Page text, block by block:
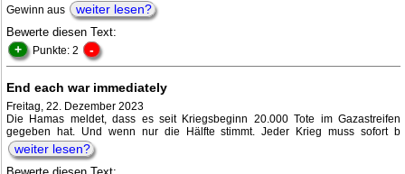
Gewinn aus
weiter lesen?
Bewerte diesen Text:
+ Punkte: 2 -
End each war immediately
Freitag, 22. Dezember 2023
Die Hamas meldet, dass es seit Kriegsbeginn 20.000 Tote im Gazastreifen
gegeben hat. Und wenn nur die Hälfte stimmt. Jeder Krieg muss sofort b
weiter lesen?